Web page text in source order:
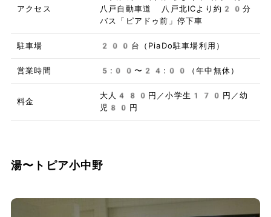
アクセス
八戸自動車道 八戸北ICより約20分
バス「ピアドゥ前」停下車
駐車場 200台（PiaDo駐車場利用）
営業時間 5:00〜24:00（年中無休）
料金
大人480円／小学生170円／幼
児80円
湯〜トピア小中野